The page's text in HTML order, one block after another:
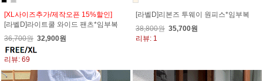
[XL사이즈추가/제작오픈 15%할인]
[라벨D]라이트쿨 와이드 팬츠*임부복
36,700원 32,900원
리뷰: 69
[라벨D]리본즈 투웨이 원피스*임부복
38,800원 35,700원
리뷰: 1